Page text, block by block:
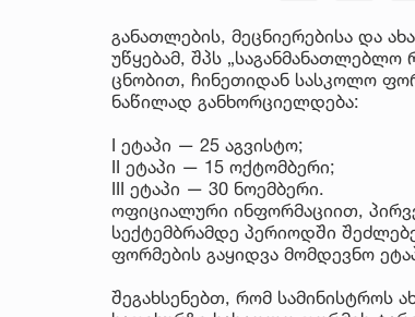
განათლების, მეცნიერებისა და
უწყებამ, შპს „საგანმანათლებლო
ცნობით, ჩინეთიდან სასკოლო
ნაწილად განხორციელდება:
I ეტაპი — 25 აგვისტო;
II ეტაპი — 15 ოქტომბერი;
III ეტაპი — 30 ნოემბერი.
ოფიციალური ინფორმაციით,
სექტემბრამდე პერიოდში
ფორმების გაყიდვა მომდევნო
შეგახსენებთ, რომ სამინისტროს